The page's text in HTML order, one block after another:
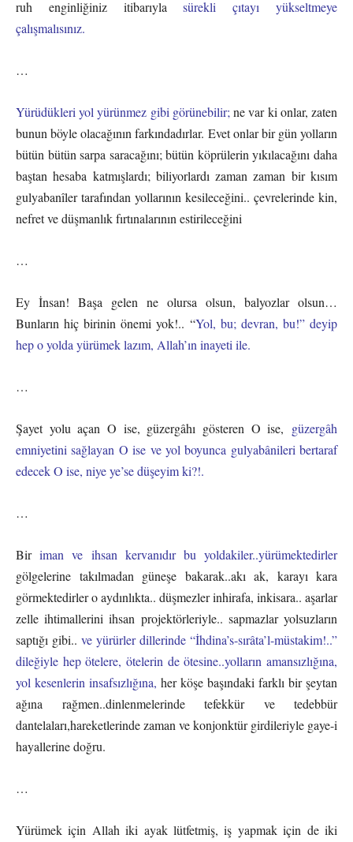
ruh enginliğiniz itibarıylasürekli çıtayı yükseltmeye
çalışmalısınız.
…
Yürüdükleri yol yürünmez gibi görünebilir; ne var ki onlar, zaten
bunun böyle olacağının farkındadırlar. Evet onlar bir gün yolların
bütün bütün sarpa saracağını; bütün köprülerin yıkılacağını daha
baştan hesaba katmışlardı; biliyorlardı zaman zaman bir kısım
gulyabanîler tarafından yollarının kesileceğini.. çevrelerinde kin,
nefret ve düşmanlık fırtınalarının estirileceğini
…
Ey İnsan! Başa gelen ne olursa olsun, balyozlar olsun…
Bunların hiç birinin önemi yok!.. “Yol, bu; devran, bu!” deyip
hep o yolda yürümek lazım, Allah’ın inayeti ile.
…
Şayet yolu açan O ise, güzergâhı gösteren O ise, güzergâh
emniyetini sağlayan O ise ve yol boyunca gulyabânileri bertaraf
edecek O ise, niye ye’se düşeyim ki?!.
…
Biriman ve ihsan kervanıdır bu yoldakiler..yürümektedirler
gölgelerine takılmadan güneşe bakarak..akı ak, karayı kara
görmektedirler o aydınlıkta.. düşmezler inhirafa, inkisara.. aşarlar
zelle ihtimallerini ihsan projektörleriyle.. sapmazlar yolsuzların
saptığı gibi.. ve yürürler dillerinde “İhdina’s-sırâta’l-müstakim!..”
dileğiyle hep ötelere, ötelerin de ötesine..yolların amansızlığına,
yol kesenlerin insafsızlığına, her köşe başındaki farklı bir şeytan
ağına rağmen..dinlenmelerinde tefekkür ve tedebbür
dantelaları,hareketlerinde zaman ve konjonktür girdileriyle gaye-i
hayallerine doğru.
…
Yürümek için Allah iki ayak lütfetmiş, iş yapmak için de iki